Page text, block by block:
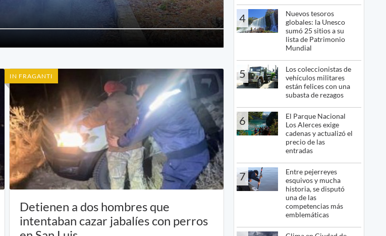
IN FRAGANTI
Detienen a dos hombres que
intentaban cazar jabalíes con perros
4
Nuevos tesoros
globales: la Unesco
sumó 25 sitios a su
lista de Patrimonio
Mundial
5
Los coleccionistas de
vehículos militares
están felices con una
subasta de rezagos
6
El Parque Nacional
Los Alerces exige
cadenas y actualizó el
precio de las
entradas
7
Entre pejerreyes
esquivos y mucha
historia, se disputó
una de las
competencias más
emblemáticas